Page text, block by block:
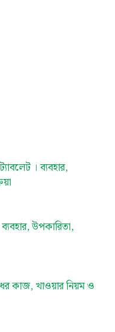
। ব্যবহার,
উপকারিতা,
কাজ, খাওয়ার নিয়ম ও